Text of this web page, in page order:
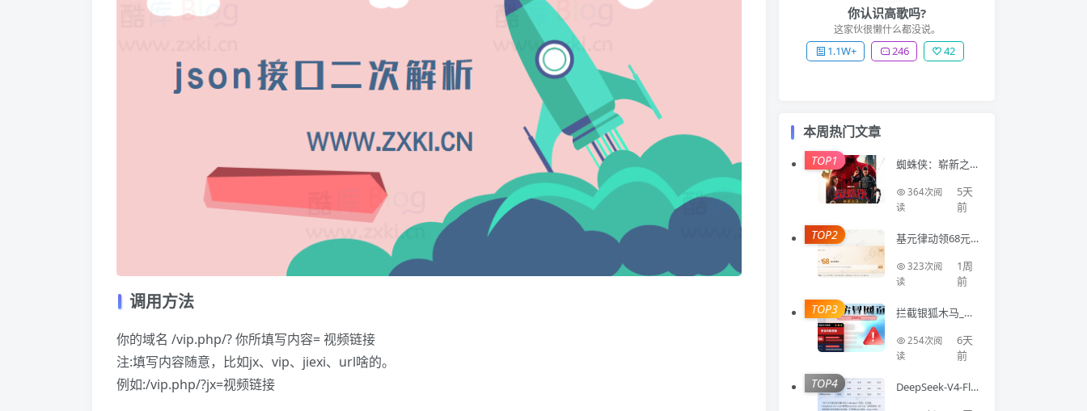
调用方法
你的域名 /vip.php/? 你所填写内容= 视频链接
注:填写内容随意，比如jx、vip、jiexi、url啥的。
例如:/vip.php/?jx=视频链接
你认识高歌吗?
这家伙很懒什么都没说。
1.1W+ 246 42
本周热门文章
TOP1
蜘蛛侠：崭新之
rand New Day (2
026)
364次阅
读
5天
前
TOP2
基元律动领68元A
323次阅
读
1周
前
TOP3
拦截银狐木马_钓
浏览器扩展Virus
Detector
254次阅
读
6天
前
TOP4
DeepSeek-V4-Fla